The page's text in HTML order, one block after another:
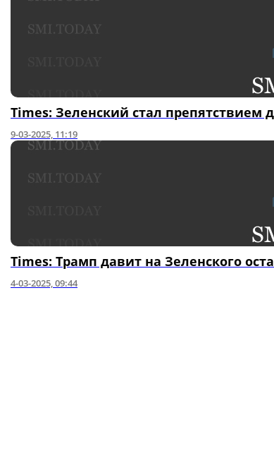
Times: Зеленский стал препятствием
9-03-2025, 11:19
Times: Трамп давит на Зеленского
4-03-2025, 09:44